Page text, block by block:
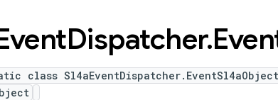
Dispatcher.
class Sl4aEventDispatcher.EventSl4aObject